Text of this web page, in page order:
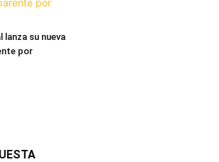
lanza su nueva
por